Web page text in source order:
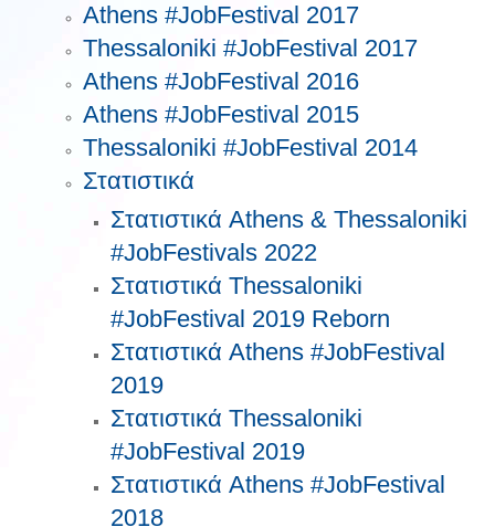
Athens #JobFestival 2017
Τhessaloniki #JobFestival 2017
Athens #JobFestival 2016
Athens #JobFestival 2015
Thessaloniki #JobFestival 2014
Στατιστικά
Στατιστικά Athens & Thessaloniki
#JobFestivals 2022
Στατιστικά Thessaloniki
#JobFestival 2019 Reborn
Στατιστικά Athens #JobFestival
2019
Στατιστικά Thessaloniki
#JobFestival 2019
Στατιστικά Athens #JobFestival
2018